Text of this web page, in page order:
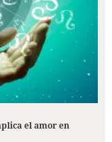
el amor en